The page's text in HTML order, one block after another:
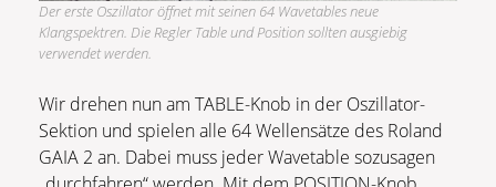
Der erste Oszillator öffnet mit seinen 64 Wavetables neue
Klangspektren. Die Regler Table und Position sollten ausgiebig
verwendet werden.
Wir drehen nun am TABLE-Knob in der Oszillator-
Sektion und spielen alle 64 Wellensätze des Roland
GAIA 2 an. Dabei muss jeder Wavetable sozusagen